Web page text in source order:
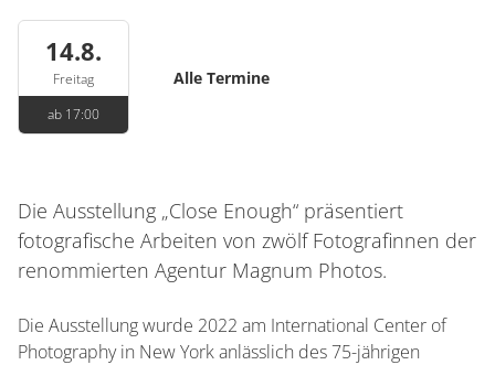
14.8.
Freitag
ab 17:00
Alle Termine
Die Ausstellung „Close Enough“ präsentiert
fotografische Arbeiten von zwölf Fotografinnen der
renommierten Agentur Magnum Photos.
Die Ausstellung wurde 2022 am International Center of
Photography in New York anlässlich des 75-jährigen